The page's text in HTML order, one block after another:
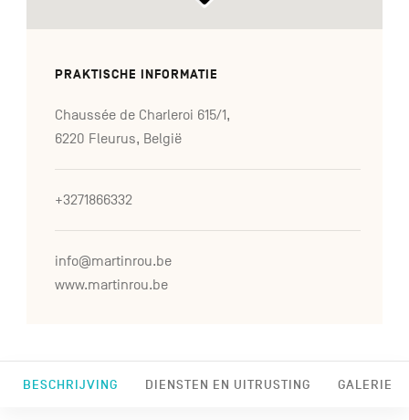
BESCHRIJVING DIENSTEN EN UITRUSTING GALERIE
PRAKTISCHE INFORMATIE
Chaussée de Charleroi 615/1,
6220 Fleurus, België
+3271866332
info@martinrou.be
www.martinrou.be